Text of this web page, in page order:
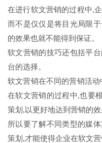
在进行软文营销的过程中,
而不是仅仅是将目光局限
的效果也就不能得到保证。
软文营销的技巧还包括平
台的选择。
软文营销在不同的营销活
在软文营销的过程中,也要
策划,以更好地达到营销的效
所以要了解不同类型的媒
策划,才能使得企业在软文